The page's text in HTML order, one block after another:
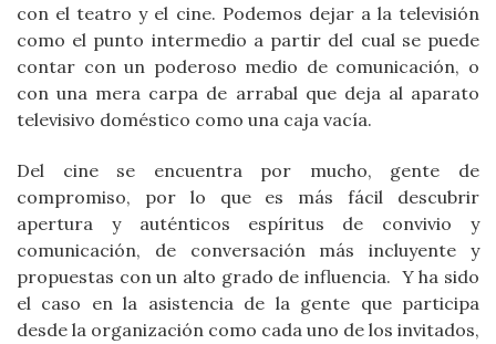
con el teatro y el cine. Podemos dejar a la televisión
como el punto intermedio a partir del cual se puede
contar con un poderoso medio de comunicación, o
con una mera carpa de arrabal que deja al aparato
televisivo doméstico como una caja vacía.
Del cine se encuentra por mucho, gente de
compromiso, por lo que es más fácil descubrir
apertura y auténticos espíritus de convivio y
comunicación, de conversación más incluyente y
propuestas con un alto grado de influencia. Y ha sido
el caso en la asistencia de la gente que participa
desde la organización como cada uno de los invitados,